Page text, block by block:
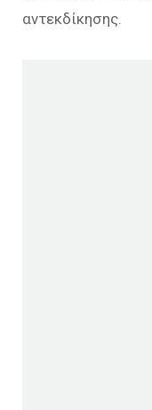
αντεκδίκησης.